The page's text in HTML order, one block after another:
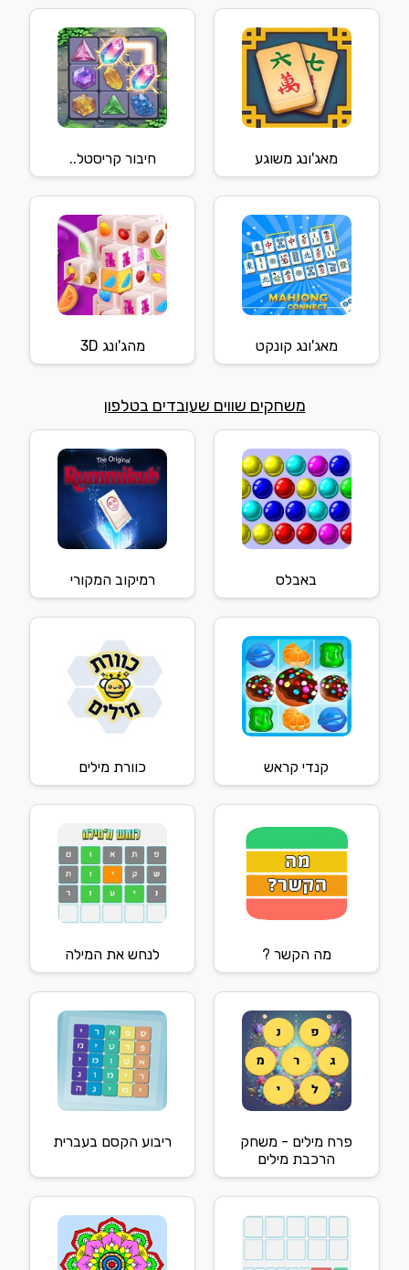
מאג'ונג משוגע חיבור קריסטל..
מאג'ונג קונקט מהג'ונג 3D
משחקים שווים שעובדים בטלפון
באבלס רמיקוב המקורי
קנדי קראש כוורת מילים
מה הקשר ? לנחש את המילה
פרח מילים - משחק
הרכבת מילים
ריבוע הקסם בעברית